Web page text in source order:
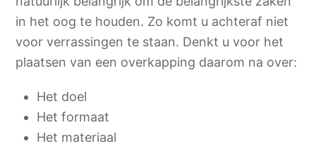
in het oog te houden. Zo komt u achteraf niet
voor verrassingen te staan. Denkt u voor het
plaatsen van een overkapping daarom na over:
Het doel
Het formaat
Het materiaal